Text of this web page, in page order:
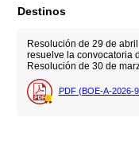
Destinos
Resolución de 29 de
resuelve la convocatoria
Resolución de 30 de
PDF (BOE-A-2026-